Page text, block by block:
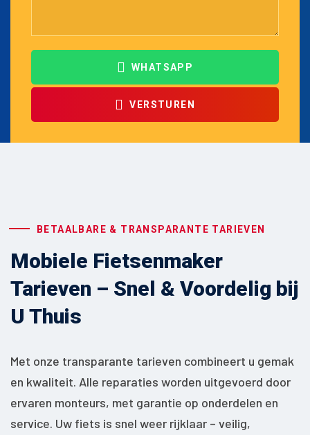
WHATSAPP
VERSTUREN
BETAALBARE & TRANSPARANTE TARIEVEN
Mobiele Fietsenmaker
Tarieven – Snel & Voordelig bij
U Thuis
Met onze transparante tarieven combineert u gemak
en kwaliteit. Alle reparaties worden uitgevoerd door
ervaren monteurs, met garantie op onderdelen en
service. Uw fiets is snel weer rijklaar – veilig,